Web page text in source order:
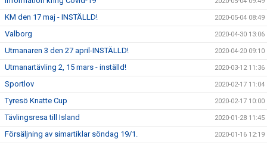
KM den 17 maj - INSTÄLLD! 2020-05-04 08:49
Valborg 2020-04-30 13:06
Utmanaren 3 den 27 april-INSTÄLLD! 2020-04-20 09:10
Utmanartävling 2, 15 mars - inställd! 2020-03-12 11:36
Sportlov 2020-02-17 11:04
Tyresö Knatte Cup 2020-02-17 10:00
Tävlingsresa till Island 2020-01-28 11:45
Försäljning av simartiklar söndag 19/1. 2020-01-16 12:19